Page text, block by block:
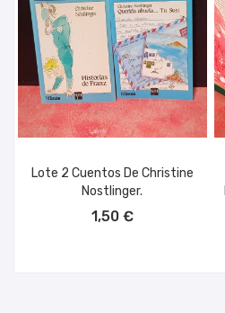
Lote 2 Cuentos De Christine
Nostlinger.
1,50 €
AÑADIR AL CARRITO